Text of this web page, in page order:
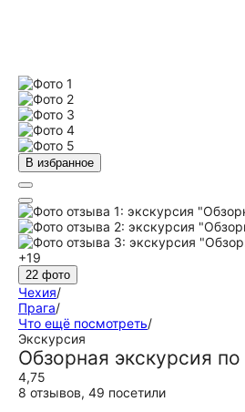
В избранное
+19
22 фото
Чехия/
Прага/
Что ещё посмотреть/
Экскурсия
Обзорная экскурсия
4,75
8 отзывов, 49 посетили